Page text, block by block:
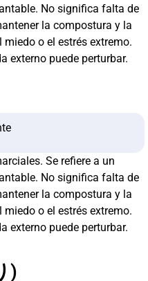
No significa falta de
la compostura y la
o el estrés extremo.
externo puede perturbar.
Se refiere a un
No significa falta de
la compostura y la
o el estrés extremo.
externo puede perturbar.
)